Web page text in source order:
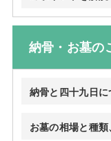
納骨・お墓の
納骨と四十九日に
お墓の相場と種